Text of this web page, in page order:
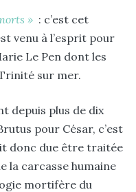
» : c’est cet
venu à l’esprit pour
Le Pen dont les
sur mer.
depuis plus de dix
pour César, c’est
donc due être traitée
la carcasse humaine
mortifère du